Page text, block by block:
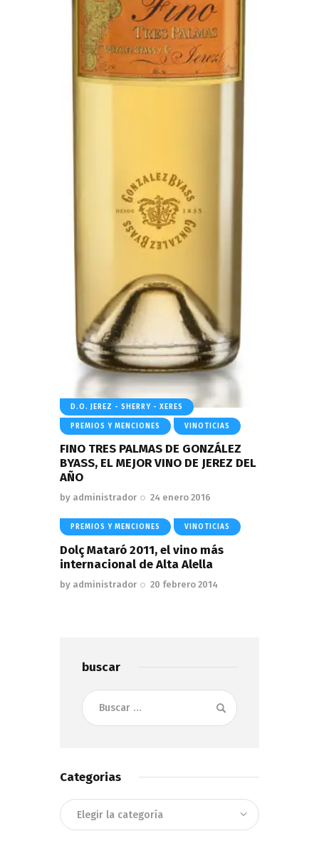
D.O. JEREZ - SHERRY - XERES
PREMIOS Y MENCIONES VINOTICIAS
FINO TRES PALMAS DE GONZÁLEZ
BYASS, EL MEJOR VINO DE JEREZ DEL
AÑO
by administrador 24 enero 2016
PREMIOS Y MENCIONES VINOTICIAS
Dolç Mataró 2011, el vino más
internacional de Alta Alella
by administrador 20 febrero 2014
buscar
Buscar:
Categorias
Categorias